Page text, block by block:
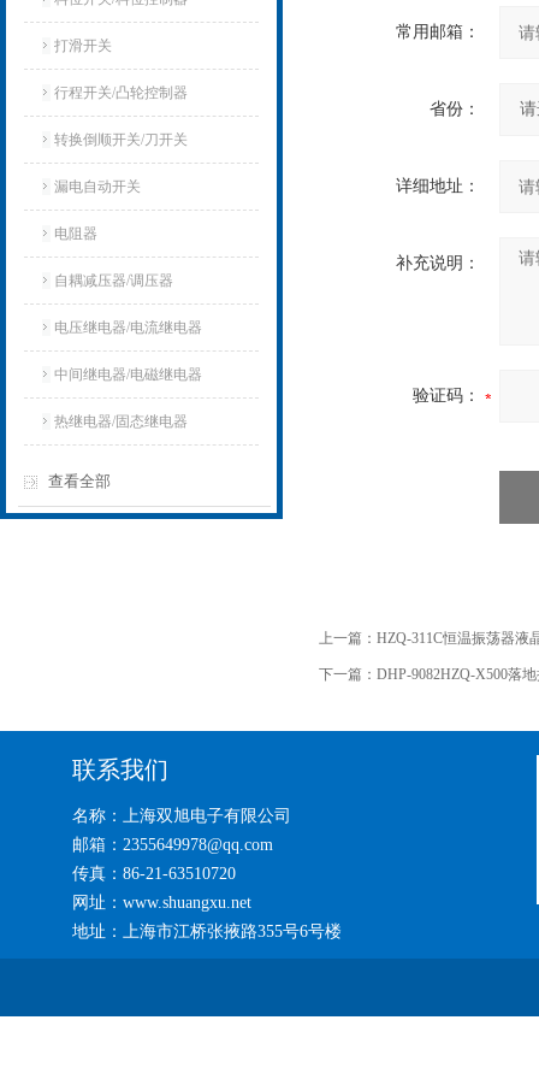
打滑开关
行程开关/凸轮控制器
转换倒顺开关/刀开关
漏电自动开关
电阻器
自耦减压器/调压器
电压继电器/电流继电器
中间继电器/电磁继电器
热继电器/固态继电器
查看全部
常用邮箱：
省份：
详细地址：
补充说明：
验证码：
上一篇： HZQ-311C恒温振荡器液
下一篇： DHP-9082HZQ-X500落
联系我们
名称：上海双旭电子有限公司
邮箱：2355649978@qq.com
传真：86-21-63510720
网址：www.shuangxu.net
地址：上海市江桥张掖路355号6号楼